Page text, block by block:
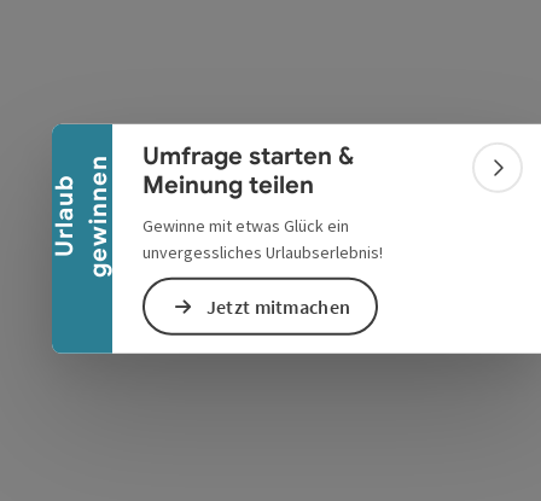
U
r
l
a
u
b
g
e
w
i
n
n
en
Banner einklappen
Umfrage starten &
Meinung teilen
Gewinne mit etwas Glück ein
unvergessliches Urlaubserlebnis!
Jetzt mitmachen
öffnenöffnen